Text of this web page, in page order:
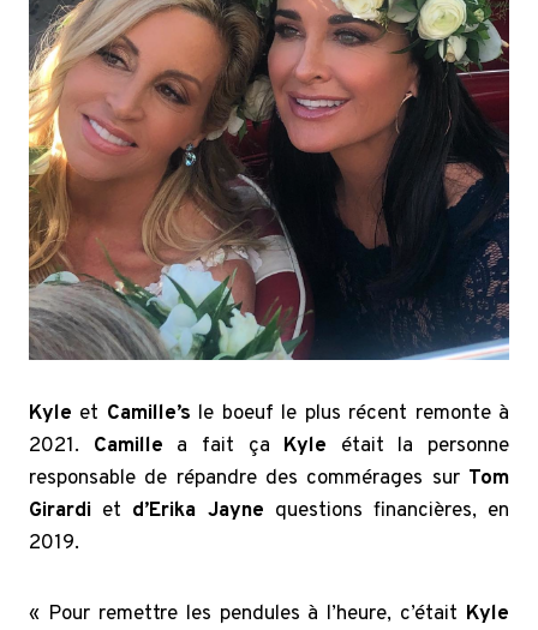
Kyle et Camille’s le boeuf le plus récent remonte à
2021. Camille a fait ça Kyle était la personne
responsable de répandre des commérages sur Tom
Girardi et d’Erika Jayne questions financières, en
2019.
« Pour remettre les pendules à l’heure, c’était Kyle